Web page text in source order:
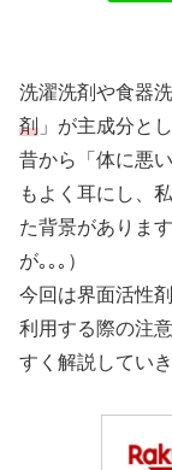
洗濯洗剤や食器
剤 」が主成分と
昔から「体に悪
もよく耳にし、
た背景がありま
が｡｡｡）
今回は界面活性
利用する際の注
すく解説していき